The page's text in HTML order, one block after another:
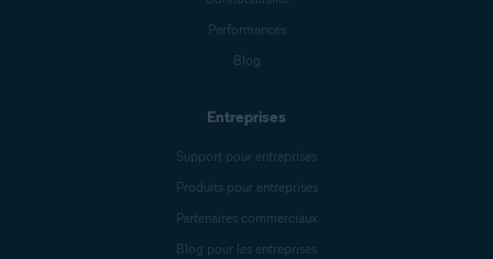
Performances
Blog
Entreprises
Support pour entreprises
Produits pour entreprises
Partenaires commerciaux
Blog pour les entreprises